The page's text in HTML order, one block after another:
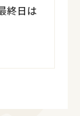
終日は